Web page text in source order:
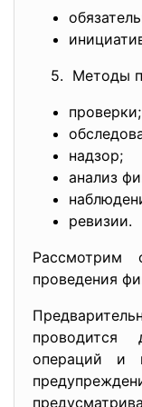
5. Методы
проверки;
надзор;
анализ
ревизии.
проведения
проводится
операций и